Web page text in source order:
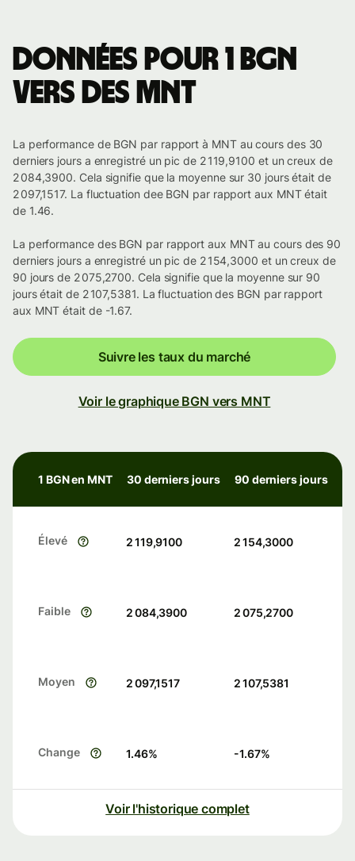
Données pour 1 BGN
vers des MNT
La performance de BGN par rapport à MNT au cours des 30
derniers jours a enregistré un pic de 2 119,9100 et un creux de
2 084,3900. Cela signifie que la moyenne sur 30 jours était de
2 097,1517. La fluctuation dee BGN par rapport aux MNT était
de 1.46.
La performance des BGN par rapport aux MNT au cours des 90
derniers jours a enregistré un pic de 2 154,3000 et un creux de
90 jours de 2 075,2700. Cela signifie que la moyenne sur 90
jours était de 2 107,5381. La fluctuation des BGN par rapport
aux MNT était de -1.67.
Suivre les taux du marché
Voir le graphique BGN vers MNT
1 BGN en MNT 30 derniers jours 90 derniers jours
Élevé 2 119,9100 2 154,3000
Faible 2 084,3900 2 075,2700
Moyen 2 097,1517 2 107,5381
Change 1.46% -1.67%
Voir l'historique complet